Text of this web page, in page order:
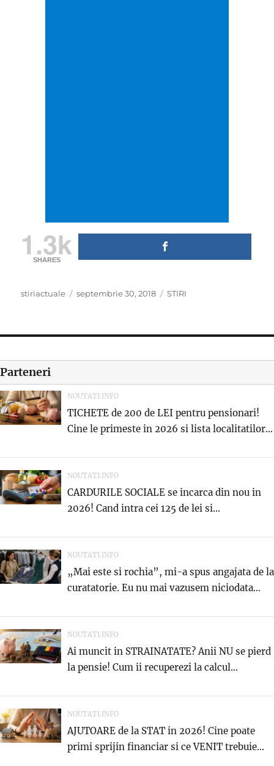
1.3k
SHARES
Author
stiriactuale
Posted
septembrie 30, 2018 Categories
STIRI
Parteneri
NOUTATI.INFO
TICHETE de 200 de LEI pentru pensionari!
Cine le primeste in 2026 si lista localitatilor...
NOUTATI.INFO
CARDURILE SOCIALE se incarca din nou in
2026! Cand intra cei 125 de lei si...
NOUTATI.INFO
„Mai este si rochia”, mi-a spus angajata de la
curatatorie. Eu nu mai vazusem niciodata...
NOUTATI.INFO
Ai muncit in STRAINATATE? Anii NU se pierd
la pensie! Cum ii recuperezi la calcul...
NOUTATI.INFO
AJUTOARE de la STAT in 2026! Cine poate
primi sprijin financiar si ce VENIT trebuie...